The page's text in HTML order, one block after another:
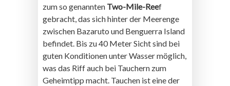
zum so genannten Two-Mile-Reef
gebracht, das sich hinter der Meerenge
zwischen Bazaruto und Benguerra Island
befindet. Bis zu 40 Meter Sicht sind bei
guten Konditionen unter Wasser möglich,
was das Riff auch bei Tauchern zum
Geheimtipp macht. Tauchen ist eine der